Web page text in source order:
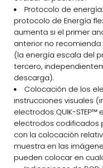
Protocolo de
protocolo de Energía
aumenta si el primer
anterior no
(la energía escala del
tercero,
descarga).
Colocación de los
instrucciones visuales
electrodos QUIK-
electrodos codificados
con la colocación
muestra en las
pueden colocar en